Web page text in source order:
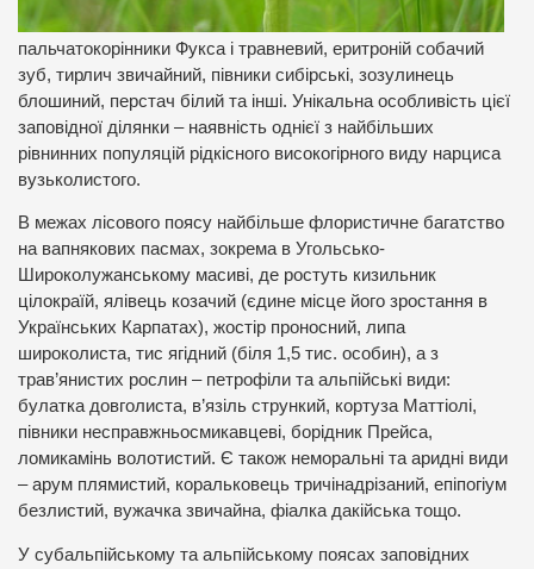
пальчатокорінники Фукса і травневий, еритроній собачий
зуб, тирлич звичайний, півники сибірські, зозулинець
блошиний, перстач білий та інші. Унікальна особливість цієї
заповідної ділянки – наявність однієї з найбільших
рівнинних популяцій рідкісного високогірного виду нарциса
вузьколистого.
В межах лісового поясу найбільше флористичне багатство
на вапнякових пасмах, зокрема в Угольсько-
Широколужанському масиві, де ростуть кизильник
цілокраїй, ялівець козачий (єдине місце його зростання в
Українських Карпатах), жостір проносний, липа
широколиста, тис ягідний (біля 1,5 тис. особин), а з
трав’янистих рослин – петрофіли та альпійські види:
булатка довголиста, в’язіль стрункий, кортуза Маттіолі,
півники несправжньосмикавцеві, борідник Прейса,
ломикамінь волотистий. Є також неморальні та аридні види
– арум плямистий, коральковець тричінадрізаний, епіпогіум
безлистий, вужачка звичайна, фіалка дакійська тощо.
У субальпійському та альпійському поясах заповідних